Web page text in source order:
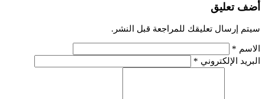
أضف تعليق
سيتم إرسال تعليقك للمراجعة قبل النشر.
الاسم *
البريد الإلكتروني *